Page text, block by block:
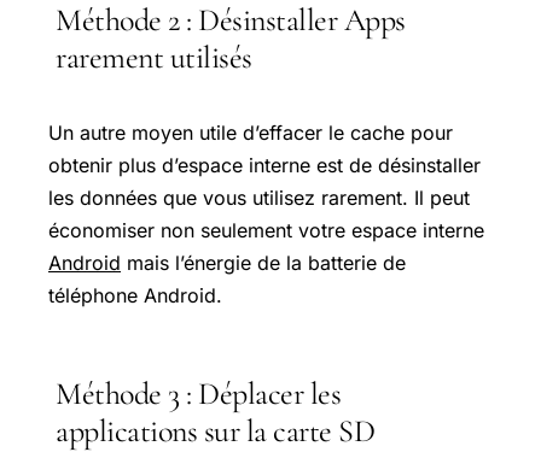
Méthode 2 : Désinstaller Apps
rarement utilisés
Un autre moyen utile d’effacer le cache pour
obtenir plus d’espace interne est de désinstaller
les données que vous utilisez rarement. Il peut
économiser non seulement votre espace interne
Android mais l’énergie de la batterie de
téléphone Android.
Méthode 3 : Déplacer les
applications sur la carte SD